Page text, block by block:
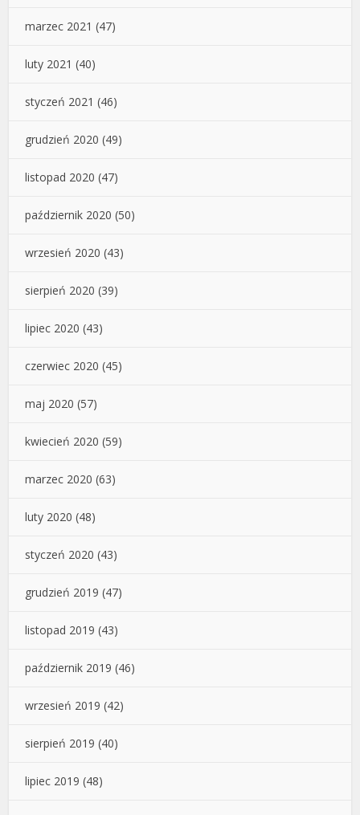
marzec 2021 (47)
luty 2021 (40)
styczeń 2021 (46)
grudzień 2020 (49)
listopad 2020 (47)
październik 2020 (50)
wrzesień 2020 (43)
sierpień 2020 (39)
lipiec 2020 (43)
czerwiec 2020 (45)
maj 2020 (57)
kwiecień 2020 (59)
marzec 2020 (63)
luty 2020 (48)
styczeń 2020 (43)
grudzień 2019 (47)
listopad 2019 (43)
październik 2019 (46)
wrzesień 2019 (42)
sierpień 2019 (40)
lipiec 2019 (48)